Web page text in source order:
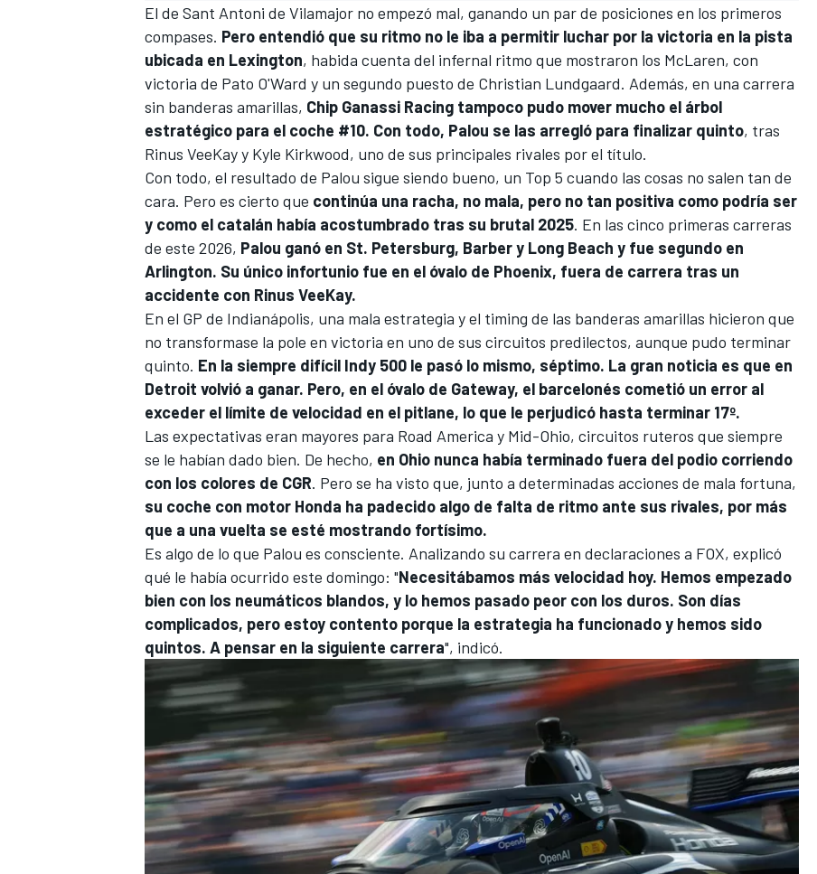
MÁS CATEGORÍAS
El de Sant Antoni de Vilamajor no empezó mal, ganando un par de posiciones en los primeros
compases. Pero entendió que su ritmo no le iba a permitir luchar por la victoria en la pista
ubicada en Lexington, habida cuenta del infernal ritmo que mostraron los McLaren, con
victoria de Pato O'Ward y un segundo puesto de Christian Lundgaard. Además, en una carrera
sin banderas amarillas, Chip Ganassi Racing tampoco pudo mover mucho el árbol
estratégico para el coche #10. Con todo, Palou se las arregló para finalizar quinto, tras
Rinus VeeKayy Kyle Kirkwood, uno de sus principales rivales por el título.
Con todo, el resultado de Palou sigue siendo bueno, un Top 5 cuando las cosas no salen tan de
cara. Pero es cierto que continúa una racha, no mala, pero no tan positiva como podría ser
y como el catalán había acostumbrado tras su brutal 2025. En las cinco primeras carreras
de este 2026, Palou ganó en St. Petersburg, Barber y Long Beach y fue segundo en
Arlington. Su único infortunio fue en el óvalo de Phoenix, fuera de carrera tras un
accidente con Rinus VeeKay.
En el GP de Indianápolis, una mala estrategia y el timing de las banderas amarillas hicieron que
no transformase la pole en victoria en uno de sus circuitos predilectos, aunque pudo terminar
quinto. En la siempre difícil Indy 500 le pasó lo mismo, séptimo. La gran noticia es que en
Detroit volvió a ganar. Pero, en el óvalo de Gateway, el barcelonés cometió un error al
exceder el límite de velocidad en el pitlane, lo que le perjudicó hasta terminar 17º.
Las expectativas eran mayores para Road America y Mid-Ohio, circuitos ruteros que siempre
se le habían dado bien. De hecho, en Ohio nunca había terminado fuera del podio corriendo
con los colores de CGR. Pero se ha visto que, junto a determinadas acciones de mala fortuna,
su coche con motor Honda ha padecido algo de falta de ritmo ante sus rivales, por más
que a una vuelta se esté mostrando fortísimo.
Es algo de lo que Palou es consciente. Analizando su carrera en declaraciones a FOX, explicó
qué le había ocurrido este domingo: "Necesitábamos más velocidad hoy. Hemos empezado
bien con los neumáticos blandos, y lo hemos pasado peor con los duros. Son días
complicados, pero estoy contento porque la estrategia ha funcionado y hemos sido
quintos. A pensar en la siguiente carrera", indicó.